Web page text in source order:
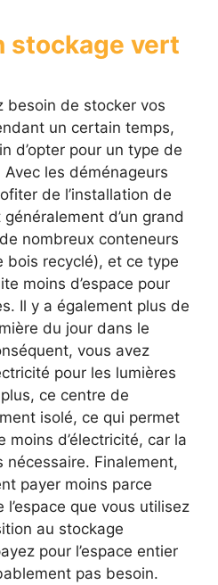
stockage vert
besoin de stocker vos
un certain temps,
d’opter pour un type de
les déménageurs
de l’installation de
d’un grand
nombreux conteneurs
bois recyclé), et ce type
moins d’espace pour
Il y a également plus de
du jour dans le
vous avez
pour les lumières
ce centre de
isolé, ce qui permet
moins d’électricité, car la
nécessaire. Finalement,
payer moins parce
l’espace que vous utilisez
au stockage
pour l’espace entier
pas besoin.